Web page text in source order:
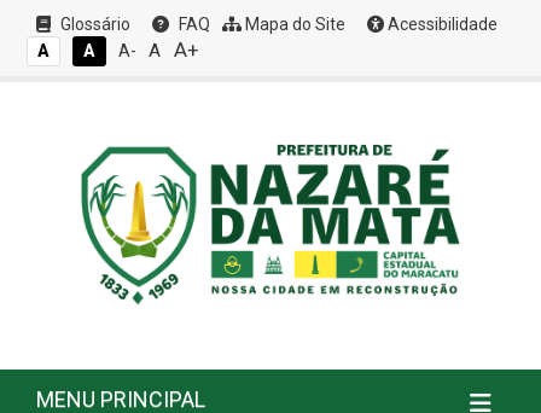
Glossário FAQ Mapa do Site
Acessibilidade
A
A A- A A+
MENU PRINCIPAL